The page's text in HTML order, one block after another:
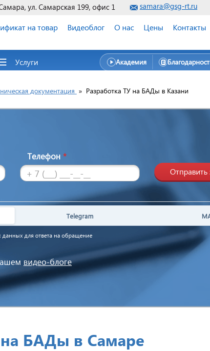
ул. Самарская 199, офис 1 samara@gsg-rt.ru
на товар Видеоблог О нас Цены Контакты
Услуги Академия
документация » Разработка ТУ на БАДы в Казани
Телефон *
Отправить
Telegram
данных для ответа на обращение
видео-блоге
на БАДы в Самаре